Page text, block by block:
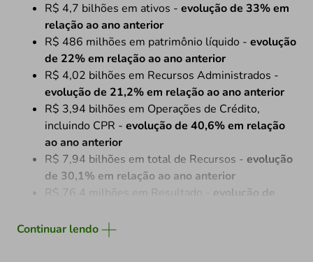
R$ 4,7 bilhões em ativos - evolução de 33% em
relação ao ano anterior
R$ 486 milhões em patrimônio líquido - evolução
de 22% em relação ao ano anterior
R$ 4,02 bilhões em Recursos Administrados -
evolução de 21,2% em relação ao ano anterior
R$ 3,94 bilhões em Operações de Crédito,
incluindo CPR - evolução de 40,6% em relação
ao ano anterior
R$ 7,94 bilhões em total de Recursos - evolução
de 30,1% em relação ao ano anterior
R$ 76,4 milhões em Resultado - evolução de
R$ 24,4 milhões de resultado distribuído ao
Continuar lendo